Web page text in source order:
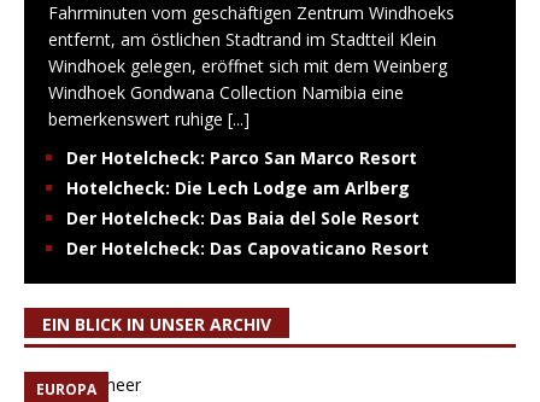
Fahrminuten vom geschäftigen Zentrum Windhoeks
entfernt, am östlichen Stadtrand im Stadtteil Klein
Windhoek gelegen, eröffnet sich mit dem Weinberg
Windhoek Gondwana Collection Namibia eine
bemerkenswert ruhige [...]
Der Hotelcheck: Parco San Marco Resort
Hotelcheck: Die Lech Lodge am Arlberg
Der Hotelcheck: Das Baia del Sole Resort
Der Hotelcheck: Das Capovaticano Resort
EIN BLICK IN UNSER ARCHIV
EUROPA